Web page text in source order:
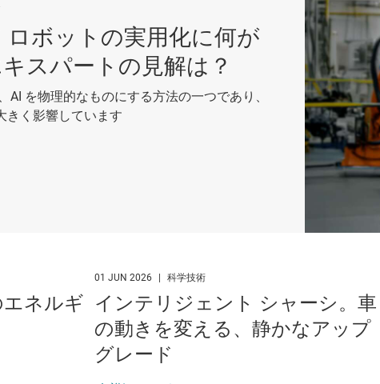
ロボットの実用化に何が
スパートの見解は？
AI を物理的なものにする方法の一つであり、
きく影響しています
ネルギ
01 JUN 2026 科学技術
インテリジェント シャーシ。車
の動きを変える、静かなアップ
グレード